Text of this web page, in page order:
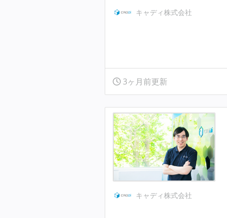
キャディ株式会社
3ヶ月前更新
キャディ株式会社